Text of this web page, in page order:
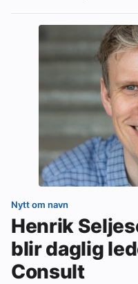
Nytt om navn
Henrik
blir daglig
Consult